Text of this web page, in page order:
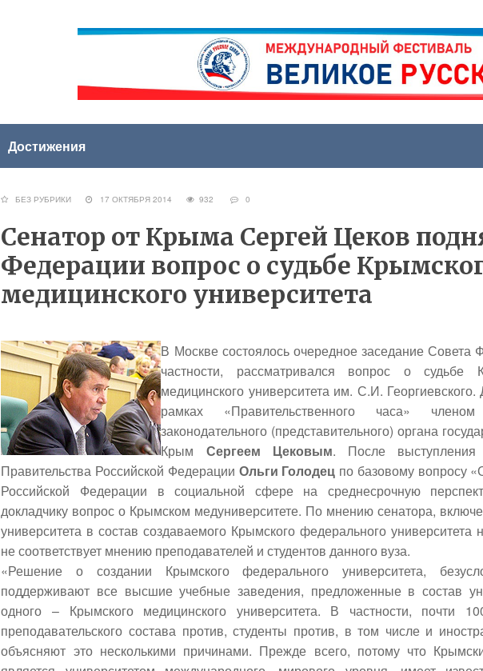
Достижения
БЕЗ РУБРИКИ 17 ОКТЯБРЯ 2014 932 0
Сенатор от Крыма Сергей Цеков
Федерации вопрос о судьбе
медицинского университета
В Москве состоялось очередное заседание Совета
частности, рассматривался вопрос о судьбе
медицинского университета им. С.И.
рамках «Правительственного часа»
законодательного (представительного) органа
Крым Сергеем Цековым. После выступления
Правительства Российской Федерации Ольги Голодец по базовому вопросу
Российской Федерации в социальной сфере на среднесрочную
докладчику вопрос о Крымском медуниверситете. По мнению сенатора,
университета в состав создаваемого Крымского федерального университета
не соответствует мнению преподавателей и студентов данного вуза.
«Решение о создании Крымского федерального университета,
поддерживают все высшие учебные заведения, предложенные в состав
одного – Крымского медицинского университета. В частности, почти
преподавательского состава против, студенты против, в том числе и
объясняют это несколькими причинами. Прежде всего, потому что